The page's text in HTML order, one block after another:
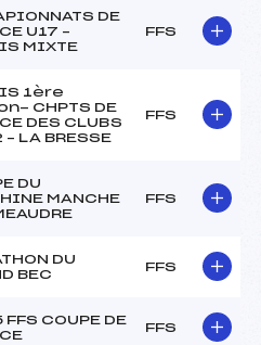
DE
U17 –
MIXTE
FFS
1ère
CHPTS DE
DES CLUBS
LA BRESSE
FFS
DU
MANCHE
FFS
DU
BEC
FFS
FFS COUPE DE
FFS